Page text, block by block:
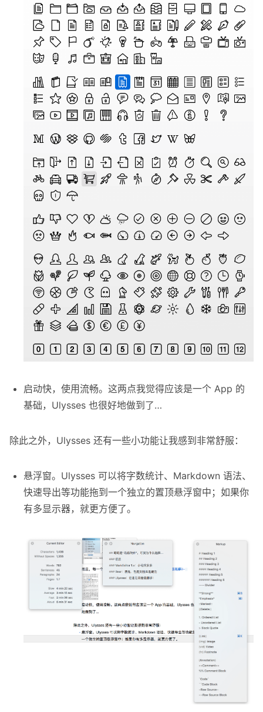
启动快，使用流畅。这两点我觉得应该是一个 App 的
基础，Ulysses 也很好地做到了…
除此之外，Ulysses 还有一些小功能让我感到非常舒服：
悬浮窗。Ulysses 可以将字数统计、Markdown 语法、
快速导出等功能拖到一个独立的置顶悬浮窗中；如果你
有多显示器，就更方便了。